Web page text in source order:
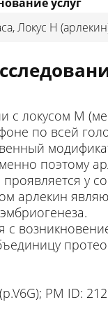
Локус H
с локусом М
по всей
поэтому
проявляется у
арлекин
с
PM ID: